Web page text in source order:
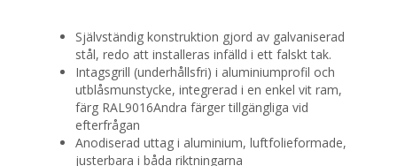
Självständig konstruktion gjord av galvaniserad
stål, redo att installeras infälld i ett falskt tak.
Intagsgrill (underhållsfri) i aluminiumprofil och
utblåsmunstycke, integrerad i en enkel vit ram,
färg RAL9016Andra färger tillgängliga vid
efterfrågan
Anodiserad uttag i aluminium, luftfolieformade,
justerbara i båda riktningarna